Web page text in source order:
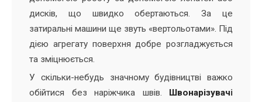
дисків, що швидко обертаються. За це
затиральні машини ще звуть «вертольотами». Під
дією агрегату поверхня добре розгладжується
та зміцнюється.
У скільки-небудь значному будівництві важко
обійтися без наріжчика швів.
Швонарізувачі